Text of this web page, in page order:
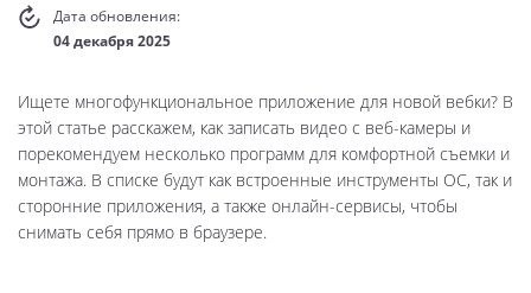
Дата обновления:
04 декабря 2025
Ищете многофункциональное приложение для новой вебки? В
этой статье расскажем, как записать видео с веб-камеры и
порекомендуем несколько программ для комфортной съемки и
монтажа. В списке будут как встроенные инструменты ОС, так и
сторонние приложения, а также онлайн-сервисы, чтобы
снимать себя прямо в браузере.